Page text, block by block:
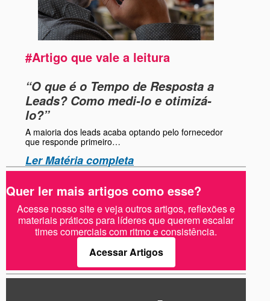
#Artigo que vale a leitura
“O que é o Tempo de Resposta a
Leads? Como medi-lo e otimizá-
lo?”
A maioria dos leads acaba optando pelo fornecedor
que responde primeiro…
Ler Matéria completa
Quer ler mais artigos como esse?
Acesse nosso site e veja outros artigos, reflexões e
materiais práticos para líderes que querem escalar
times comerciais com ritmo e consistência.
Acessar Artigos